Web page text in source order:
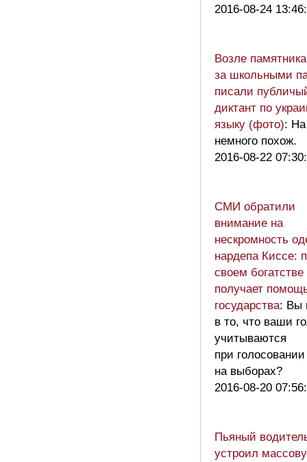
2016-08-24
Возле
за школьными
писали
диктант по
языку (фото):
немного похож.
2016-08-22
СМИ обратили
внимание на
нескромность
нардепа Киссе:
своем богатстве
получает
государства: Вы
в то, что ваши
учитываются
при голосовании
на выборах?
2016-08-20
Пьяный
устроил